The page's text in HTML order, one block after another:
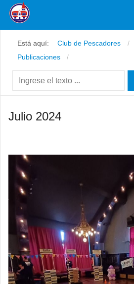
Youtube
Instagram
Está aquí: Club de Pescadores
Publicaciones
Julio 2024